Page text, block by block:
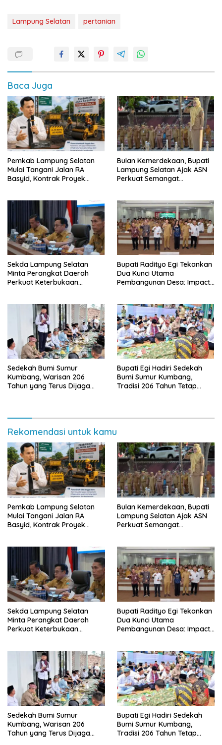
Lampung Selatan pertanian
Baca Juga
Pemkab Lampung Selatan
Mulai Tangani Jalan RA
Basyid, Kontrak Proyek
Bulan Kemerdekaan, Bupati
Lampung Selatan Ajak ASN
Perkuat Semangat
Sekda Lampung Selatan
Minta Perangkat Daerah
Perkuat Keterbukaan
Bupati Radityo Egi Tekankan
Dua Kunci Utama
Pembangunan Desa: Impact
Sedekah Bumi Sumur
Kumbang, Warisan 206
Tahun yang Terus Dijaga
Bupati Egi Hadiri Sedekah
Bumi Sumur Kumbang,
Tradisi 206 Tahun Tetap
Rekomendasi untuk kamu
Pemkab Lampung Selatan
Mulai Tangani Jalan RA
Basyid, Kontrak Proyek
Bulan Kemerdekaan, Bupati
Lampung Selatan Ajak ASN
Perkuat Semangat
Sekda Lampung Selatan
Minta Perangkat Daerah
Perkuat Keterbukaan
Bupati Radityo Egi Tekankan
Dua Kunci Utama
Pembangunan Desa: Impact
Sedekah Bumi Sumur
Kumbang, Warisan 206
Tahun yang Terus Dijaga
Bupati Egi Hadiri Sedekah
Bumi Sumur Kumbang,
Tradisi 206 Tahun Tetap